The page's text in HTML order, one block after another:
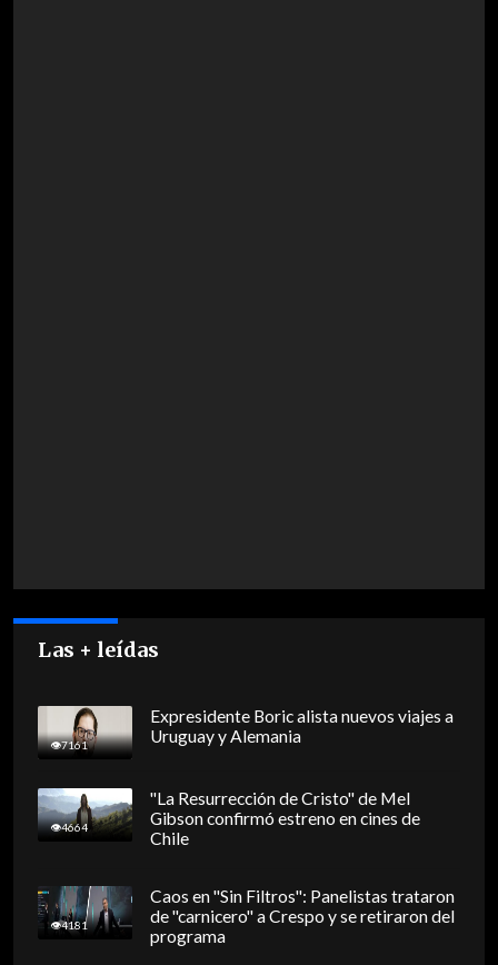
Las + leídas
7161
Expresidente Boric alista nuevos viajes a
Uruguay y Alemania
4664
"La Resurrección de Cristo" de Mel
Gibson confirmó estreno en cines de
Chile
4181
Caos en "Sin Filtros": Panelistas trataron
de "carnicero" a Crespo y se retiraron del
programa